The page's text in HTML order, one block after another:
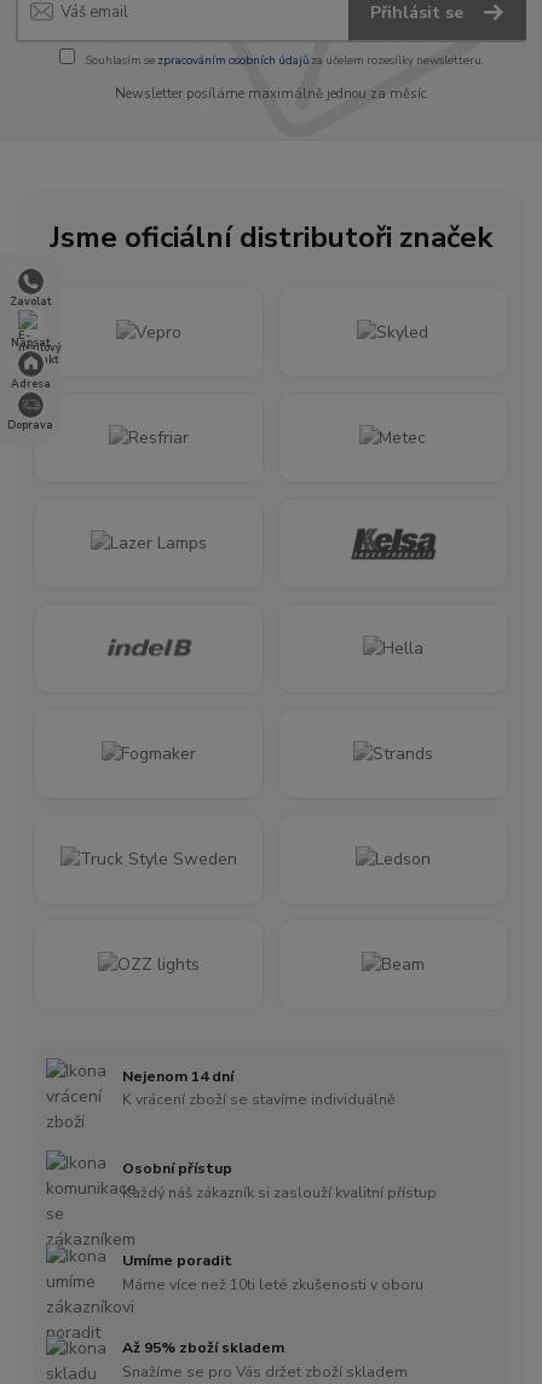
Zavolat
Napsat
Adresa
Doprava
Přihlásit se
Souhlasím se zpracováním osobních údajůza účelem rozesílky newsletteru.
Newsletter posíláme maximálně jednou za měsíc
Jsme oficiální distributoři značek
Nejenom 14 dní
K vrácení zboží se stavíme individuálně
Osobní přístup
Každý náš zákazník si zaslouží kvalitní přístup
Umíme poradit
Máme více než 10ti leté zkušenosti v oboru
Až 95% zboží skladem
Snažíme se pro Vás držet zboží skladem